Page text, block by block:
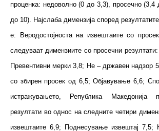
проценка: недоволно (0 до 3,3), просечно
до 10). Најслабa димензија според
е: Веродостојноста на извештаите со
следуваат димензиите со просечни
Превентивни мерки 3,8; Не – државен надзор
со збирен просек од 6,5; Објавување 6,6;
истражувањето, Република Македонија
резултати во однос на следните четири
извештаите 6,9; Поднесување извештај 7,5;